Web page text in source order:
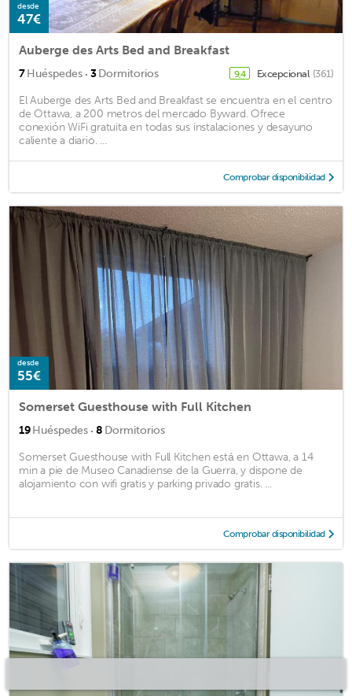
desde
47€
Auberge des Arts Bed and Breakfast
7Huéspedes · 3Dormitorios 9,4 Excepcional (361)
El Auberge des Arts Bed and Breakfast se encuentra en el centro
de Ottawa, a 200 metros del mercado Byward. Ofrece
conexión WiFi gratuita en todas sus instalaciones y desayuno
caliente a diario. ...
Comprobar disponibilidad
desde
55€
Somerset Guesthouse with Full Kitchen
19Huéspedes · 8 Dormitorios
Somerset Guesthouse with Full Kitchen está en Ottawa, a 14
min a pie de Museo Canadiense de la Guerra, y dispone de
alojamiento con wifi gratis y parking privado gratis. ...
Comprobar disponibilidad